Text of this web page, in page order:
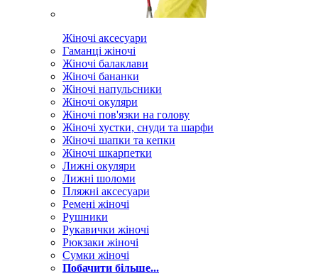
Жіночі аксесуари
Гаманці жіночі
Жіночі балаклави
Жіночі бананки
Жіночі напульсники
Жіночі окуляри
Жіночі пов'язки на голову
Жіночі хустки, снуди та шарфи
Жіночі шапки та кепки
Жіночі шкарпетки
Лижні окуляри
Лижні шоломи
Пляжні аксесуари
Ремені жіночі
Рушники
Рукавички жіночі
Рюкзаки жіночі
Сумки жіночі
Побачити більше...